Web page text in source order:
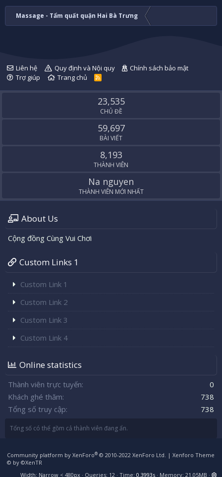
Massage - Tẩm quất quận Hai Bà Trưng
Liên hệ Quy định và Nội quy
Chính sách bảo mật
Trợ giúp
Trang chủ
R
S
23,535
CHỦ ĐỀ
59,697
BÀI VIẾT
8,193
THÀNH VIÊN
Na nguyen
THÀNH VIÊN MỚI NHẤT
About Us
Cộng đồng Cùng Vui Chơi
Custom Links 1
Custom Link 1
Custom Link 2
Custom Link 3
Custom Link 4
Online statistics
Thành viên trực tuyến
0
Khách ghé thăm
738
Tổng số truy cập
738
Tổng số có thể gồm cả thành viên đang ẩn.
Community platform by XenForo® © 2010-2022 XenForo Ltd. | Xenforo Theme
© by ©XenTR
Width
Queries 12 Time 0.3993s Memory 21.05MB